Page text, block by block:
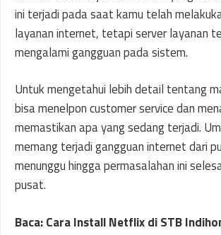
ini terjadi pada saat kamu telah
layanan internet, tetapi server layanan
mengalami gangguan pada sistem.
Untuk mengetahui lebih detail tentang
bisa menelpon customer service dan
memastikan apa yang sedang terjadi.
memang terjadi gangguan internet dari
menunggu hingga permasalahan ini
pusat.
Baca: Cara Install Netflix di STB